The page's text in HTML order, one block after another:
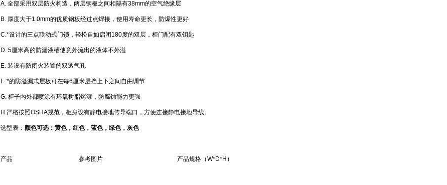
A. 全部采用双层防火构造，两层钢板之间相隔有38mm的空气绝缘层
B. 厚度大于1.0mm的优质钢板经过点焊接，使用寿命更长，防爆性更好
C.*设计的三点联动式门锁，轻松自如启闭180度的双层，柜门配有双钥匙
D. 5厘米高的防漏液槽使意外流出的液体不外溢
E. 装设有防闭火装置的双透气孔
F. *的防溢漏式层板可在每6厘米层挡上下之间自由调节
G. 柜子内外都喷涂有环氧树脂烤漆，防腐蚀能力更强
H.严格按照OSHA规范，柜身设有静电接地传导端口，方便连接静电接地导线。
选型表： 颜色可选：黄色，红色，蓝色，绿色，灰色
产品 参考图片 产品规格（W*D*H）